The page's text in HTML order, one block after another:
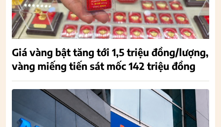
Giá vàng bật tăng tới 1,5 triệu đồng/lượng,
vàng miếng tiến sát mốc 142 triệu đồng